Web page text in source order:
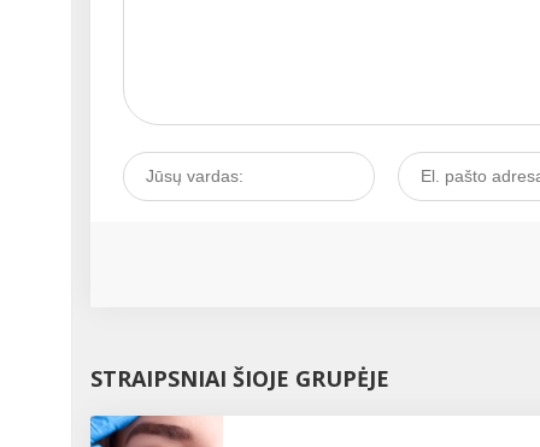
STRAIPSNIAI ŠIOJE GRUPĖJE